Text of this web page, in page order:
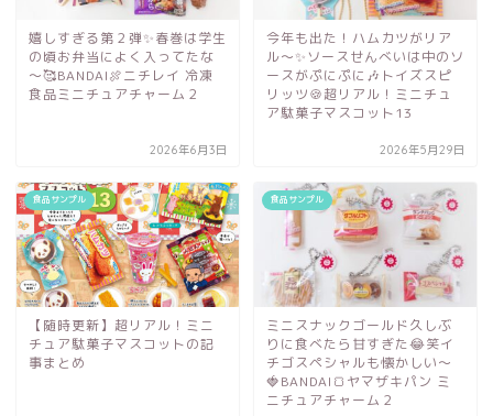
嬉しすぎる第２弾✨春巻は学生
の頃お弁当によく入ってたな
～🥰BANDAI🍖ニチレイ 冷凍
食品ミニチュアチャーム２
2026年6月3日
今年も出た！ハムカツがリア
ル～✨ソースせんべいは中のソ
ースがぷにぷに🎶トイズスピ
リッツ🍪超リアル！ミニチュ
ア駄菓子マスコット13
2026年5月29日
食品サンプル
【随時更新】超リアル！ミニ
チュア駄菓子マスコットの記
事まとめ
食品サンプル
ミニスナックゴールド久しぶ
りに食べたら甘すぎた😂笑イ
チゴスペシャルも懐かしい～
🍓BANDAI🍞ヤマザキパン ミ
ニチュアチャーム２